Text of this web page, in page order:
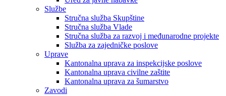
Službe
Stručna služba Skupštine
Stručna služba Vlade
Stručna služba za razvoj i međunarodne projekte
Služba za zajedničke poslove
Uprave
Kantonalna uprava za inspekcijske poslove
Kantonalna uprava civilne zaštite
Kantonalna uprava za šumarstvo
Zavodi